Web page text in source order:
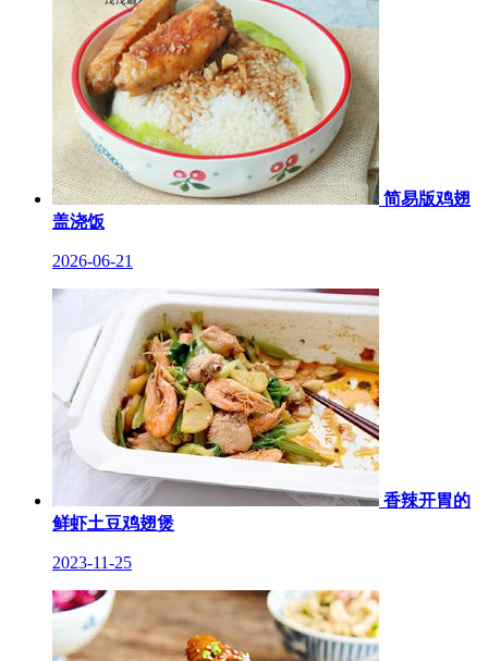
简易版鸡翅
盖浇饭
2026-06-21
香辣开胃的
鲜虾土豆鸡翅煲
2023-11-25